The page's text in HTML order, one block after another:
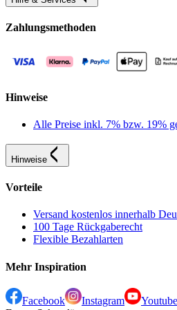
Zahlungsmethoden
Hinweise
Alle Preise inkl. 7% bzw. 19%
Hinweise
Vorteile
Versand kostenlos innerhalb
100 Tage Rückgaberecht
Flexible Bezahlarten
Mehr Inspiration
Facebook Instagram Youtube